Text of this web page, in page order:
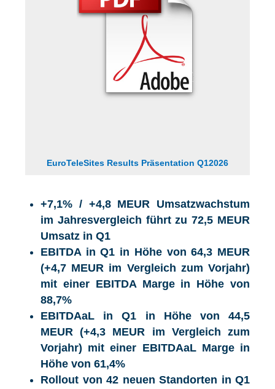
EuroTeleSites Results Präsentation Q12026
+7,1% / +4,8 MEUR Umsatzwachstum
im Jahresvergleich führt zu72,5 MEUR
Umsatz in Q1
EBITDA in Q1 in Höhe von 64,3 MEUR
(+4,7 MEUR im Vergleich zum Vorjahr)
mit einer EBITDA Marge in Höhe von
88,7%
EBITDAaL in Q1 in Höhe von 44,5
MEUR(+4,3 MEUR im Vergleich zum
Vorjahr) mit einer EBITDAaL Marge in
Höhe von 61,4%
Rollout von 42 neuen Standorten in Q1